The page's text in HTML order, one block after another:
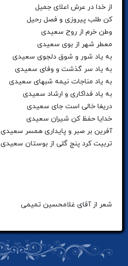
از خدا در عرش اعلای جمیل
کن طلب پیروزی و فصل رحیل
وطن خرم از روح سعیدی
معطر شهر از بوی سعیدی
به یاد شور و شوق دلجوی سعیدی
به یاد سر گذشت و وفای سعیدی
به یاد مناجات نیمه شبهای سعیدی
به یاد فداکاری و ارشاد سعیدی
دریغا خالی است جای سعیدی
خدایا حفظ کن شیران سعیدی
آفرین بر صبر و پایداری همسر سعیدی
تربیت کرد پنج گلی از بوستان سعیدی
شعر از آقای غلامحسین تمیمی